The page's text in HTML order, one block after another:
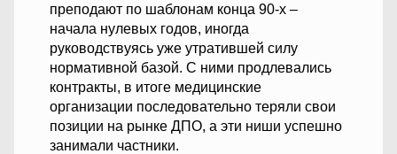
преподают по шаблонам конца 90-х –
начала нулевых годов, иногда
руководствуясь уже утратившей силу
нормативной базой. С ними продлевались
контракты, в итоге медицинские
организации последовательно теряли свои
позиции на рынке ДПО, а эти ниши успешно
занимали частники.